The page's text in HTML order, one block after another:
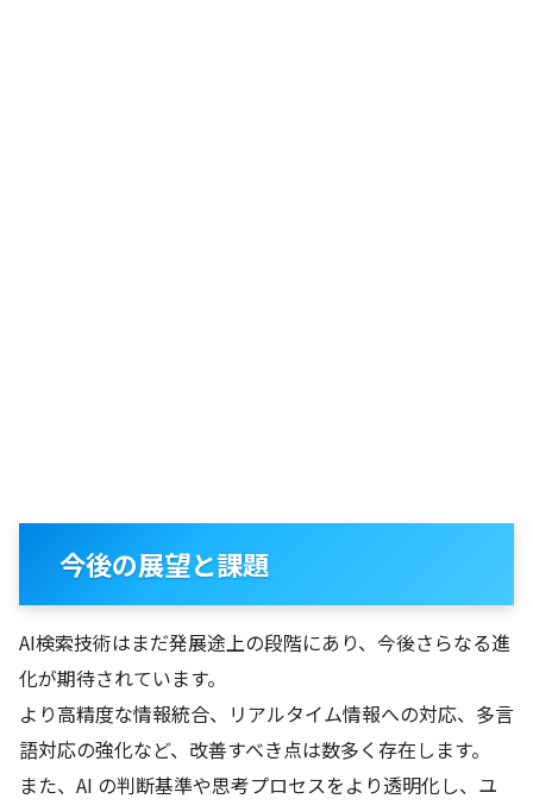
今後の展望と課題
AI検索技術はまだ発展途上の段階にあり、今後さらなる進
化が期待されています。
より高精度な情報統合、リアルタイム情報への対応、多言
語対応の強化など、改善すべき点は数多く存在します。
また、AI の判断基準や思考プロセスをより透明化し、ユ